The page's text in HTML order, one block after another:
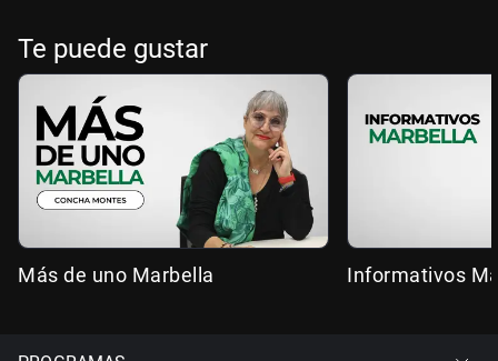
Te puede gustar
Más de uno Marbella Informativos